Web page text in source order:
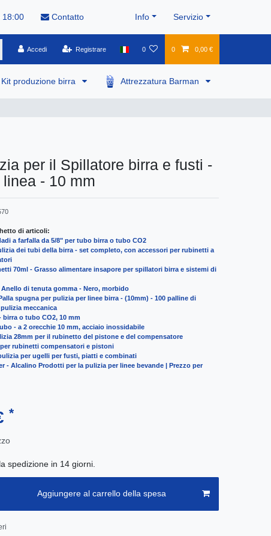
18:00 Contatto Info Servizio
Accedi Registrare 0 0 0,00 €
Kit produzione birra Attrezzatura Barman
per il Spillatore birra e fusti -
- 10 mm
di articoli:
a farfalla da 5/8" per tubo birra o tubo CO2
dei tubi della birra - set completo, con accessori per rubinetti a
70ml - Grasso alimentare insapore per spillatori birra e sistemi di
di tenuta gomma - Nero, morbido
spugna per pulizia per linee birra - (10mm) - 100 palline di
meccanica
o tubo CO2, 10 mm
- a 2 orecchie 10 mm, acciaio inossidabile
28mm per il rubinetto del pistone e del compensatore
rubinetti compensatori e pistoni
per ugelli per fusti, piatti e combinati
- Alcalino Prodotti per la pulizia per linee bevande | Prezzo per
*
spedizione in 14 giorni.
Aggiungere al carrello della spesa